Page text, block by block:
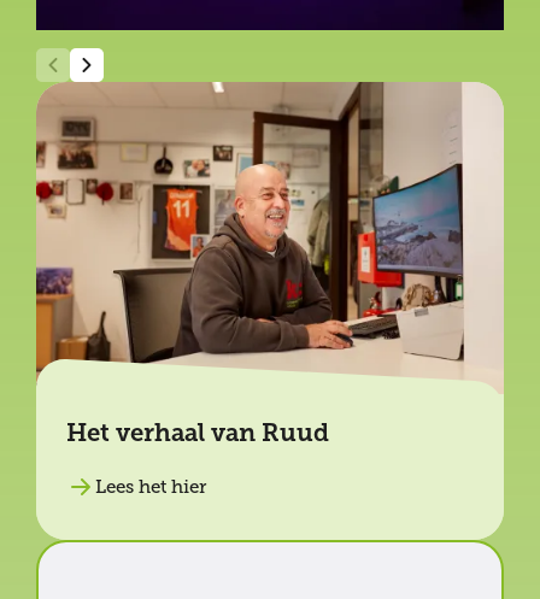
Het verhaal van Ruud
Lees het hier